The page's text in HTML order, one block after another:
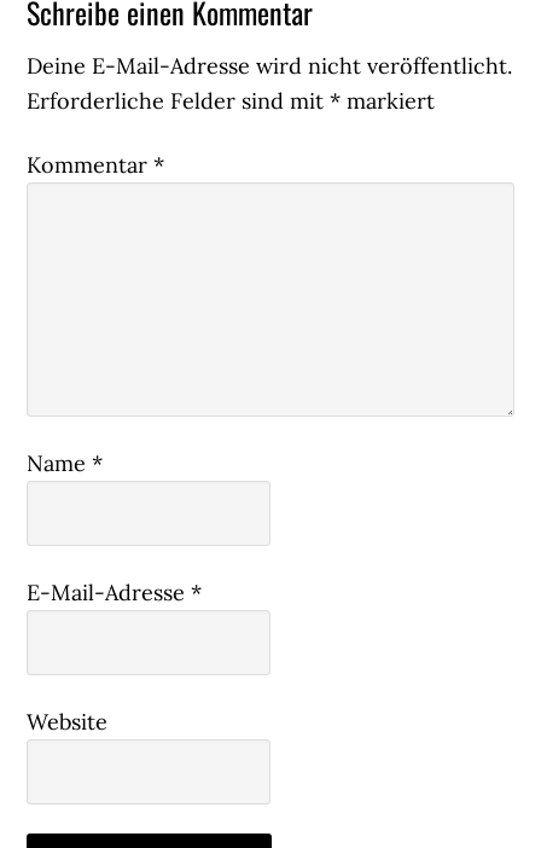
Leser-
Interaktionen
Schreibe einen Kommentar
Deine E-Mail-Adresse wird nicht veröffentlicht.
Erforderliche Felder sind mit* markiert
Kommentar*
Name*
E-Mail-Adresse*
Website